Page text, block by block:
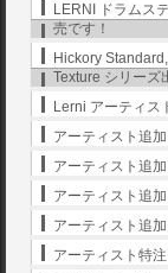
LERNI ドラムス
売です！
Hickory
Texture シリーズ
Lerni アーティス
アーティスト追加
アーティスト追加
アーティスト追加
アーティスト追加
アーティスト特